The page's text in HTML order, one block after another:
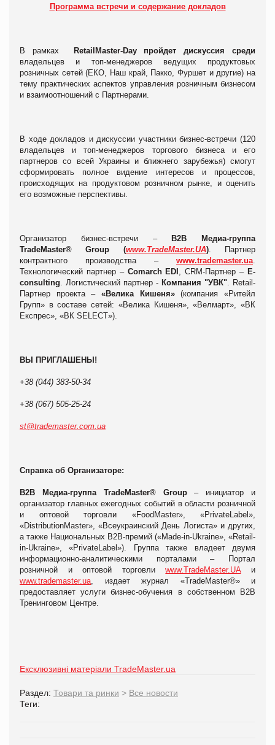
Программа встречи и содержание докладов
В рамках RetailMaster-Day пройдет дискуссия среди
владельцев и топ-менеджеров ведущих продуктовых
розничных сетей (ЕКО, Наш край, Пакко, Фуршет и другие) на
тему практических аспектов управления розничным бизнесом
и взаимоотношений с Партнерами.
В ходе докладов и дискуссии участники бизнес-встречи (120
владельцев и топ-менеджеров торгового бизнеса и его
партнеров со всей Украины и ближнего зарубежья) смогут
сформировать полное видение интересов и процессов,
происходящих на продуктовом розничном рынке, и оценить
его возможные перспективы.
Организатор бизнес-встречи –В2В Медиа-группа
TradeMaster® Group (www.TradeMaster.UA). Партнер
контрактного производства – www.trademaster.ua
Технологический партнер – Comarch EDI , CRM-Партнер –E-
consulting . Логистический партнер - Компания "УВК" . Retail-
Партнер проекта – «Велика Кишеня»(компания «Ритейл
Групп» в составе сетей: «Велика Кишеня», «Велмарт», «ВК
Експрес», «ВК SELECT»).
ВЫ ПРИГЛАШЕНЫ!
+38 (044) 383-50-34
+38 (067) 505-25-24
st@trademaster.com.ua
Справка об Организаторе:
В2В Медиа-группа TradeMaster® Group– инициатор и
организатор главных ежегодных событий в области розничной
и оптовой торговли «FoodMaster», «PrivateLabel»,
«DistributionMaster», «Всеукраинский День Логиста» и других,
а также Национальных В2В-премий («Made-in-Ukraine», «Retail-
in-Ukraine», «PrivateLabel»). Группа также владеет двумя
информационно-аналитическими порталами – Портал
розничной и оптовой торговлиwww.TradeMaster.UAи
www.trademaster.ua , издает журнал «TradeMaster®» и
предоставляет услуги бизнес-обучения в собственном В2В
Тренинговом Центре.
Ексклюзивні матеріали TradeMaster.ua
Раздел: Товари та ринки > Все новости
Теги: